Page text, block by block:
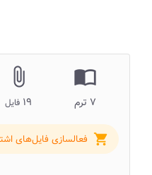
import_contacts
۷ ترم
attach_file
۱۹ فایل
shopping_cart فعالسازی فایل‌های